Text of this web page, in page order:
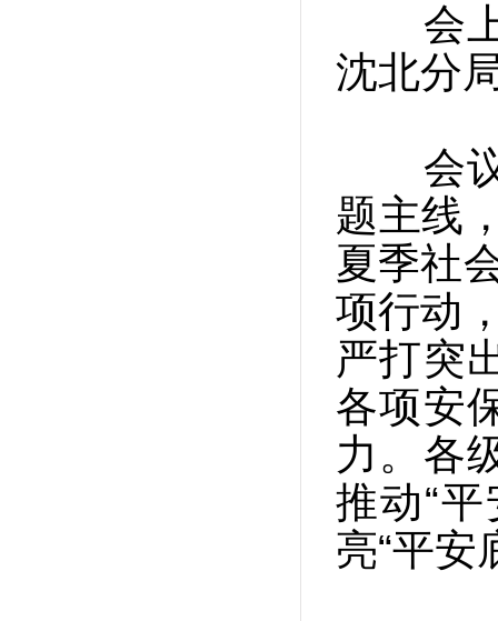
会上
沈北分
会议
题主线
夏季社
项行动
严打突
各项安
力。各
推动“
亮“平安